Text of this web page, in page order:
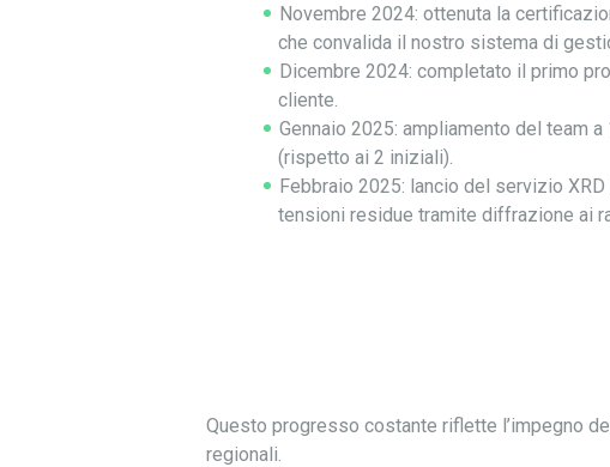
Novembre 2024: ottenuta la
che convalida il nostro sistema di
Dicembre 2024: completato il primo
cliente.
Gennaio 2025: ampliamento del team a
(rispetto ai 2 iniziali).
Febbraio 2025: lancio del servizio
tensioni residue tramite diffrazione ai
Questo progresso costante riflette l’impegno
regionali.